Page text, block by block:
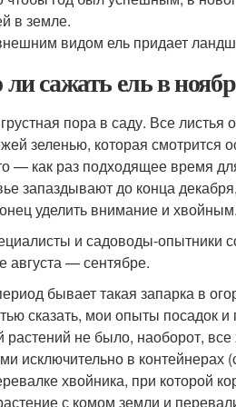
в земле.
видом ель придает
сажать ель в
пора в саду. Все листья
зеленью, которая смотрится
— как раз подходящее время
запаздывают до конца
уделить внимание и хвойным.
и садоводы-опытники
августа — сентябре.
бывает такая запарка в
сказать, мои опыты посадок
растений не было, наоборот,
исключительно в контейнерах
хвойника, при которой
с комом земли и